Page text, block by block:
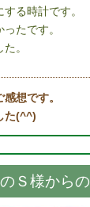
る時計です。
たです。
。
想です。
た(^^)
Ｓ様から